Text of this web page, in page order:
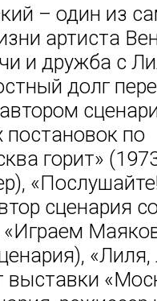
– один из
артиста
и дружба с
долг
по
горит»
сценария
выставки